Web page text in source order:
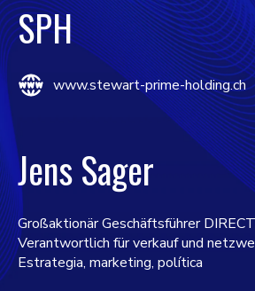
SPH
www.stewart-prime-holding.ch
Jens Sager
Großaktionär Geschäftsführer
Verantwortlich für verkauf und
Estrategia, marketing, política